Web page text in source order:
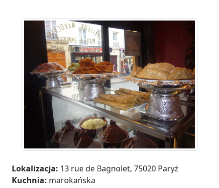
Lokalizacja: 13 rue de Bagnolet, 75020 Paryż
Kuchnia: marokańska